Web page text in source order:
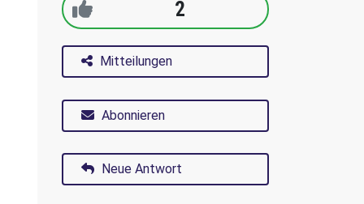
2
Mitteilungen
Abonnieren
Neue Antwort